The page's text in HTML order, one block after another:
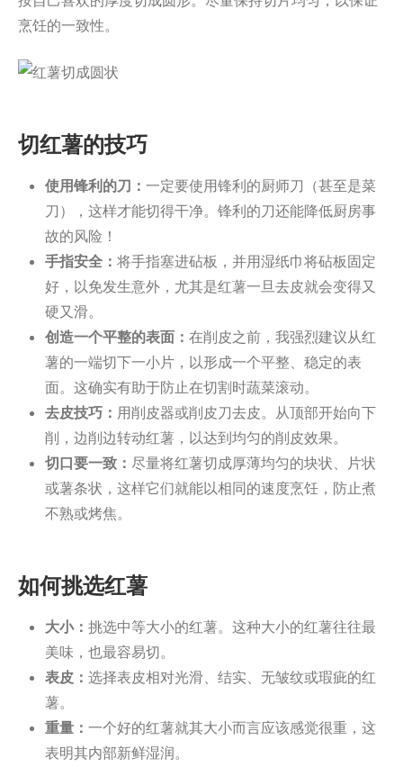
烹饪的一致性。
切红薯的技巧
使用锋利的刀： 一定要使用锋利的厨师刀（甚至是菜
刀），这样才能切得干净。锋利的刀还能降低厨房事
故的风险！
手指安全： 将手指塞进砧板，并用湿纸巾将砧板固定
好，以免发生意外，尤其是红薯一旦去皮就会变得又
硬又滑。
创造一个平整的表面： 在削皮之前，我强烈建议从红
薯的一端切下一小片，以形成一个平整、稳定的表
面。这确实有助于防止在切割时蔬菜滚动。
去皮技巧： 用削皮器或削皮刀去皮。从顶部开始向下
削，边削边转动红薯，以达到均匀的削皮效果。
切口要一致： 尽量将红薯切成厚薄均匀的块状、片状
或薯条状，这样它们就能以相同的速度烹饪，防止煮
不熟或烤焦。
如何挑选红薯
大小： 挑选中等大小的红薯。这种大小的红薯往往最
美味，也最容易切。
表皮： 选择表皮相对光滑、结实、无皱纹或瑕疵的红
薯。
重量： 一个好的红薯就其大小而言应该感觉很重，这
表明其内部新鲜湿润。